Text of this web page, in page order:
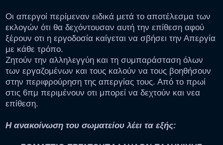
Οι απεργοί περίμεναν ειδικά μετά το αποτέλεσμα των
εκλογών ότι θα δεχόντουσαν αυτή την επίθεση αφού
ξέρουν οτι η εργοδοσία καίγεται να σβήσει την Απεργία
με κάθε τρόπο.
Ζητούν την αλληλεγγύη και τη συμπαράσταση όλων
των εργαζομένων και τους καλούν να τους βοηθήσουν
στην περιφρούρηση της απεργίας τους. Από το πρωί
στις 6πμ περιμένουν οτι μπορεί να δεχτούν και νεα
επίθεση.
Η ανακοίνωση του σωματείου λέει τα εξής: